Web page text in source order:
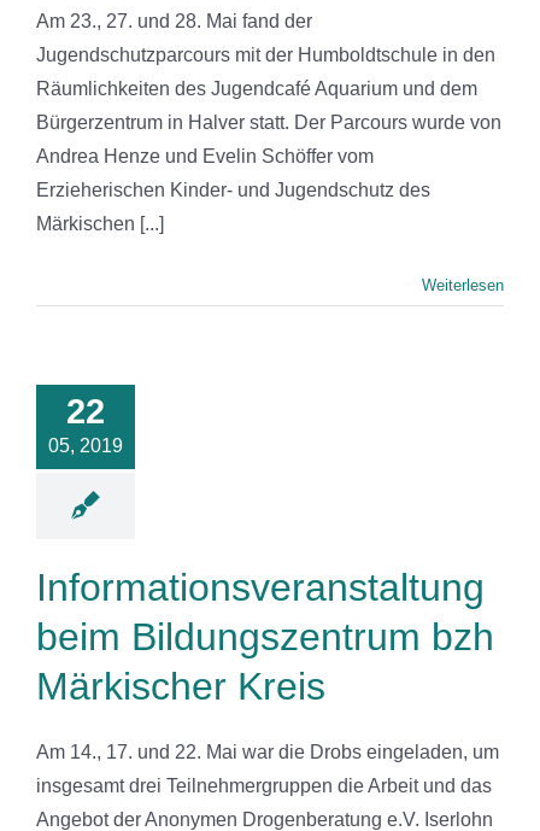
Am 23., 27. und 28. Mai fand der
Jugendschutzparcours mit der Humboldtschule in den
Räumlichkeiten des Jugendcafé Aquarium und dem
Bürgerzentrum in Halver statt. Der Parcours wurde von
Andrea Henze und Evelin Schöffer vom
Erzieherischen Kinder- und Jugendschutz des
Märkischen [...]
Weiterlesen
22
05, 2019
Informationsveranstaltung
beim Bildungszentrum bzh
Märkischer Kreis
Am 14., 17. und 22. Mai war die Drobs eingeladen, um
insgesamt drei Teilnehmergruppen die Arbeit und das
Angebot der Anonymen Drogenberatung e.V. Iserlohn